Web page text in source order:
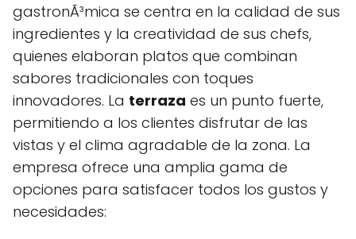
gastronÃ³mica se centra en la calidad de sus
ingredientes y la creatividad de sus chefs,
quienes elaboran platos que combinan
sabores tradicionales con toques
innovadores. La terraza es un punto fuerte,
permitiendo a los clientes disfrutar de las
vistas y el clima agradable de la zona. La
empresa ofrece una amplia gama de
opciones para satisfacer todos los gustos y
necesidades: